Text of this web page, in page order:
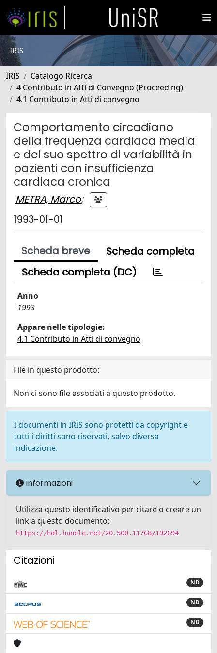
IRIS
IRIS
Catalogo Ricerca
4 Contributo in Atti di Convegno (Proceeding)
4.1 Contributo in Atti di convegno
Comportamento circadiano
della frequenza cardiaca media
e del suo spettro di variabilità in
pazienti con insufficienza
cardiaca cronica
METRA, Marco;
1993-01-01
Scheda breve
Scheda completa
Scheda completa (DC)
Anno
1993
Appare nelle tipologie:
4.1 Contributo in Atti di convegno
File in questo prodotto:
Non ci sono file associati a questo prodotto.
I documenti in IRIS sono protetti da copyright e
tutti i diritti sono riservati, salvo diversa
indicazione.
Informazioni
Utilizza questo identificativo per citare o creare un
link a questo documento:
https://hdl.handle.net/20.500.11768/192694
Citazioni
ND
ND
ND